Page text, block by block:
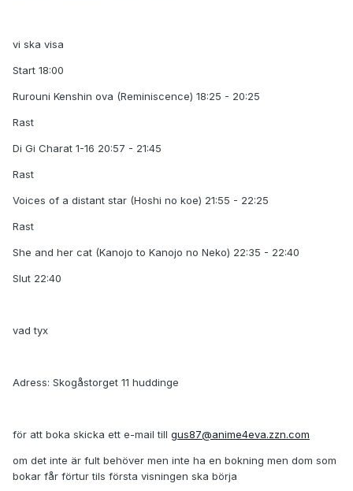
vi ska visa
Start 18:00
Rurouni Kenshin ova (Reminiscence) 18:25 - 20:25
Rast
Di Gi Charat 1-16 20:57 - 21:45
Rast
Voices of a distant star (Hoshi no koe) 21:55 - 22:25
Rast
She and her cat (Kanojo to Kanojo no Neko) 22:35 - 22:40
Slut 22:40
vad tyx
Adress: Skogåstorget 11 huddinge
för att boka skicka ett e-mail till gus87@anime4eva.zzn.com
om det inte är fult behöver men inte ha en bokning men dom som
bokar får förtur tils första visningen ska börja